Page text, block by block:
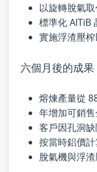
以旋轉脫氣
標準化 AlTiB
實施浮渣壓
六個月後的成果
熔煉產量從
年增加可銷
客戶因孔洞
按當時鋁價
脫氣機與浮